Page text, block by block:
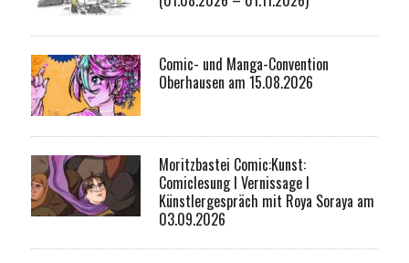
Comic- und Manga-Convention
Oberhausen am 15.08.2026
Moritzbastei Comic:Kunst:
Comiclesung I Vernissage I
Künstlergespräch mit Roya Soraya am
03.09.2026